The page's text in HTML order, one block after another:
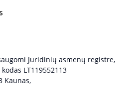
Juridinių asmenų registre,
LT119552113
Kaunas,